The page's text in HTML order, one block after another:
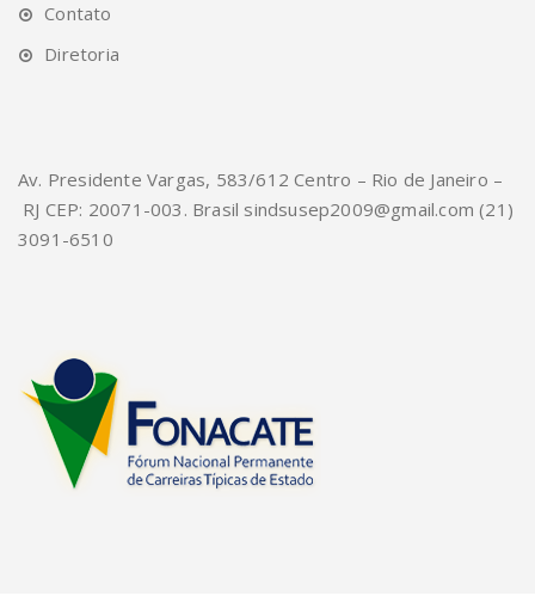
Contato
Diretoria
Av. Presidente Vargas, 583/612 Centro – Rio de Janeiro –
RJ CEP: 20071-003. Brasil sindsusep2009@gmail.com (21)
3091-6510